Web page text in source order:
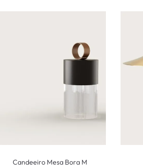
Candeeiro Mesa Bora M